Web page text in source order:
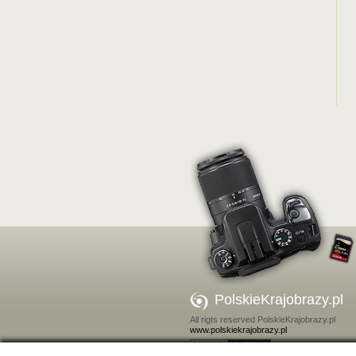
PolskieKrajobrazy.pl
All rigts reserved PolskieKrajobrazy.pl
www.polskiekrajobrazy.pl